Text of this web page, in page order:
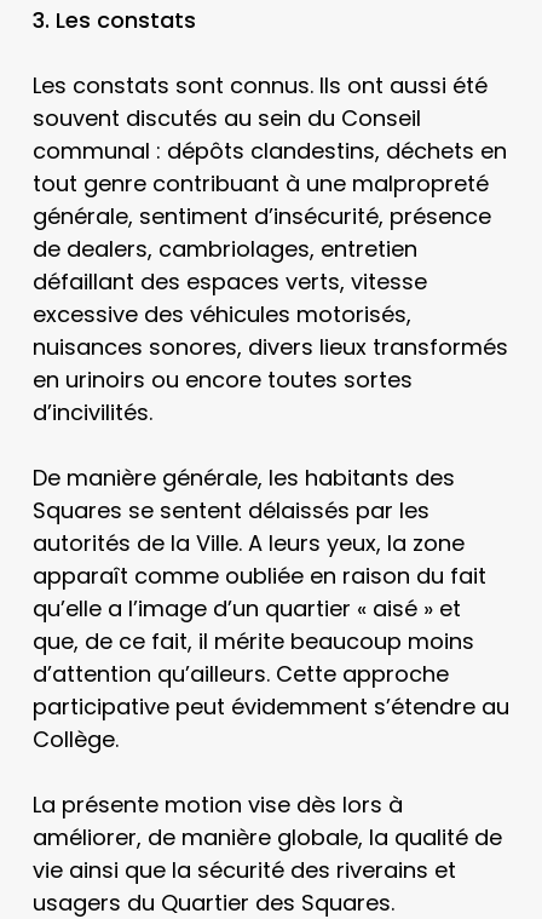
3. Les constats
Les constats sont connus. Ils ont aussi été
souvent discutés au sein du Conseil
communal : dépôts clandestins, déchets en
tout genre contribuant à une malpropreté
générale, sentiment d’insécurité, présence
de dealers, cambriolages, entretien
défaillant des espaces verts, vitesse
excessive des véhicules motorisés,
nuisances sonores, divers lieux transformés
en urinoirs ou encore toutes sortes
d’incivilités.
De manière générale, les habitants des
Squares se sentent délaissés par les
autorités de la Ville. A leurs yeux, la zone
apparaît comme oubliée en raison du fait
qu’elle a l’image d’un quartier « aisé » et
que, de ce fait, il mérite beaucoup moins
d’attention qu’ailleurs. Cette approche
participative peut évidemment s’étendre au
Collège.
La présente motion vise dès lors à
améliorer, de manière globale, la qualité de
vie ainsi que la sécurité des riverains et
usagers du Quartier des Squares.